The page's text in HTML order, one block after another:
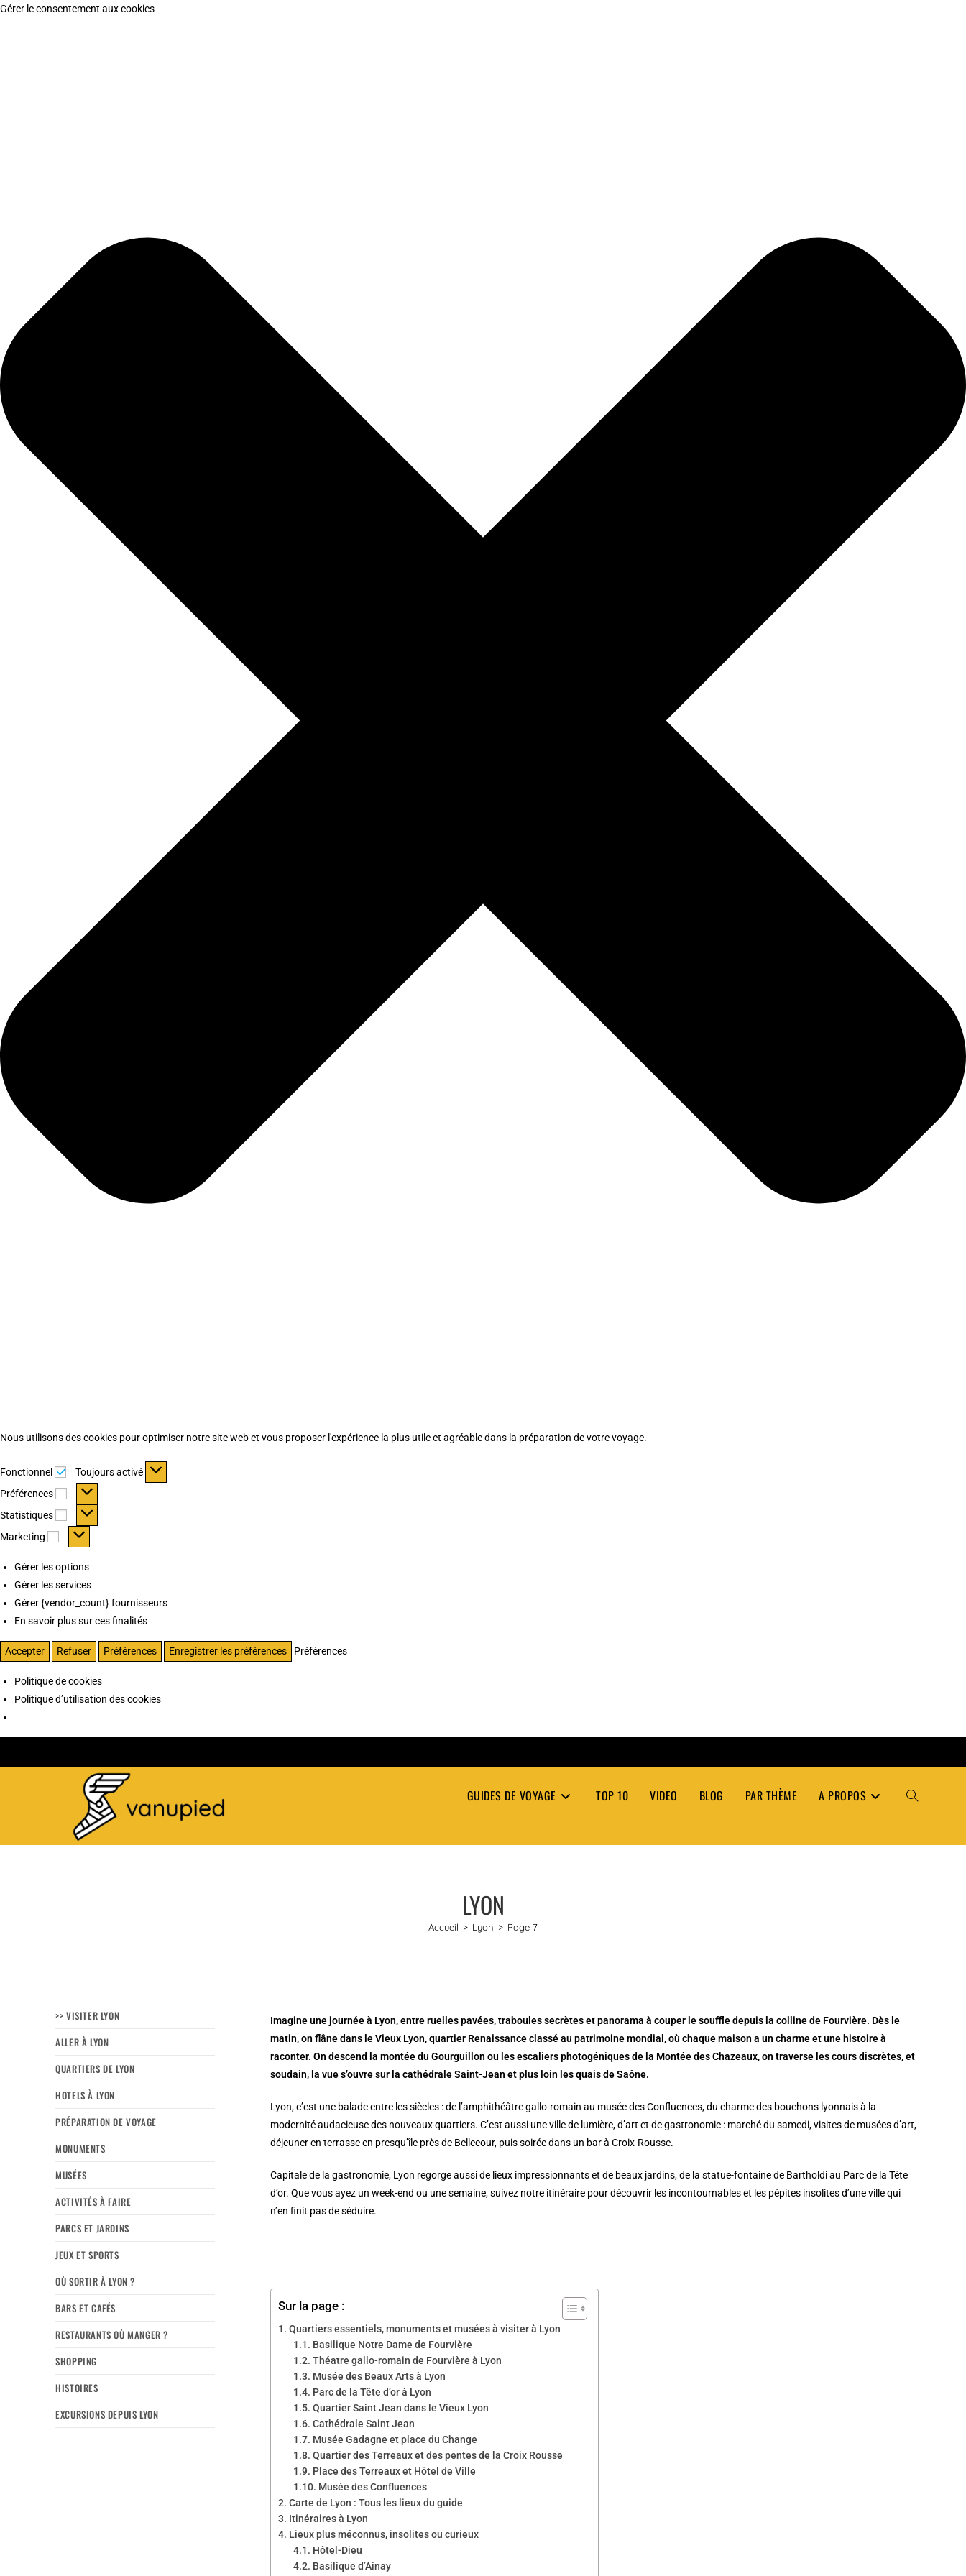
Gérer le consentement aux cookies
Nous utilisons des cookies pour optimiser notre site web et vous proposer l'expérience la plus utile et agréable dans la préparation de votre voyage.
Fonctionnel Fonctionnel
Toujours activé
Préférences
Préférences
Statistiques Statistiques
Marketing Marketing
Gérer les options
Gérer les services
Gérer {vendor_count} fournisseurs
En savoir plus sur ces finalités
Accepter Refuser Préférences Enregistrer les préférences Préférences
Politique de cookies
Politique d’utilisation des cookies
GUIDES DE VOYAGE TOP 10 VIDEO BLOG PAR THÈME A PROPOS TOGGLE
LYON
Accueil > Lyon > Page 7
Imagine une journée à Lyon, entre ruelles pavées, traboules secrètes et panorama à couper le souffle depuis la colline de Fourvière. Dès le
matin, on flâne dans le Vieux Lyon, quartier Renaissance classé au patrimoine mondial, où chaque maison a un charme et une histoire à
raconter. On descend la montée du Gourguillon ou les escaliers photogéniques de la Montée des Chazeaux, on traverse les cours discrètes, et
soudain, la vue s’ouvre sur la cathédrale Saint-Jean et plus loin les quais de Saône.
Lyon, c’est une balade entre les siècles : de l’amphithéâtre gallo-romain au musée des Confluences, du charme des bouchons lyonnais à la
modernité audacieuse des nouveaux quartiers. C’est aussi une ville de lumière, d’art et de gastronomie : marché du samedi, visites de musées d’art,
déjeuner en terrasse en presqu’île près de Bellecour, puis soirée dans un bar à Croix-Rousse.
Capitale de la gastronomie, Lyon regorge aussi de lieux impressionnants et de beaux jardins, de la statue-fontaine de Bartholdi au Parc de la Tête
d’or. Que vous ayez un week-end ou une semaine, suivez notre itinéraire pour découvrir les incontournables et les pépites insolites d’une ville qui
n’en finit pas de séduire.
Sur la page :
Quartiers essentiels, monuments et musées à visiter à Lyon
Basilique Notre Dame de Fourvière
Théatre gallo-romain de Fourvière à Lyon
Musée des Beaux Arts à Lyon
Parc de la Tête d’or à Lyon
Quartier Saint Jean dans le Vieux Lyon
Cathédrale Saint Jean
Musée Gadagne et place du Change
Quartier des Terreaux et des pentes de la Croix Rousse
Place des Terreaux et Hôtel de Ville
Musée des Confluences
Carte de Lyon : Tous les lieux du guide
Itinéraires à Lyon
Lieux plus méconnus, insolites ou curieux
Hôtel-Dieu
Basilique d’Ainay
>> VISITER LYON
ALLER À LYON
QUARTIERS DE LYON
HOTELS À LYON
PRÉPARATION DE VOYAGE
MONUMENTS
MUSÉES
ACTIVITÉS À FAIRE
PARCS ET JARDINS
JEUX ET SPORTS
OÙ SORTIR À LYON ?
BARS ET CAFÉS
RESTAURANTS OÙ MANGER ?
SHOPPING
HISTOIRES
EXCURSIONS DEPUIS LYON